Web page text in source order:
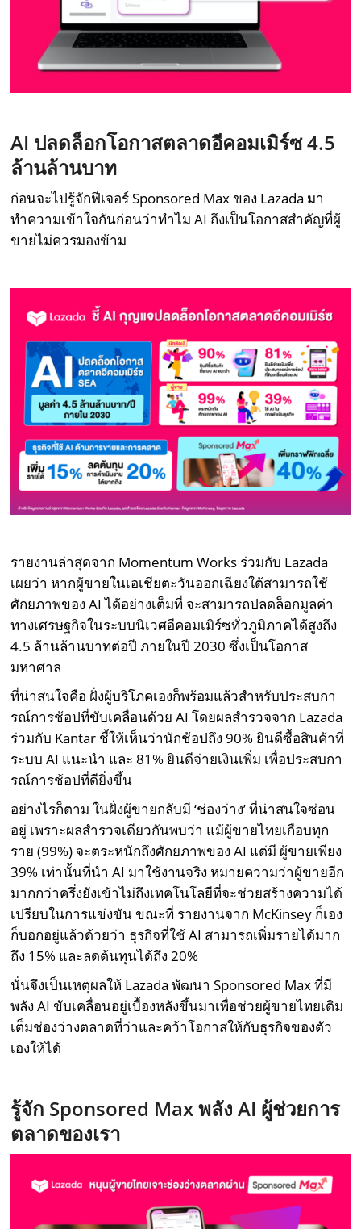
AI ปลดล็อกโอกาสตลาดอีคอมเมิร์ซ 4.5
ล้านล้านบาท
ก่อนจะไปรู้จักฟีเจอร์ Sponsored Max ของ Lazada มา
ทำความเข้าใจกันก่อนว่าทำไม AI ถึงเป็นโอกาสสำคัญที่ผู้
ขายไม่ควรมองข้าม
รายงานล่าสุดจาก Momentum Works ร่วมกับ Lazada
เผยว่า หากผู้ขายในเอเชียตะวันออกเฉียงใต้สามารถใช้
ศักยภาพของ AI ได้อย่างเต็มที่ จะสามารถปลดล็อกมูลค่า
ทางเศรษฐกิจในระบบนิเวศอีคอมเมิร์ซทั่วภูมิภาคได้สูงถึง
4.5 ล้านล้านบาทต่อปี ภายในปี 2030 ซึ่งเป็นโอกาส
มหาศาล
ที่น่าสนใจคือ ฝั่งผู้บริโภคเองก็พร้อมแล้วสำหรับประสบกา
รณ์การช้อปที่ขับเคลื่อนด้วย AI โดยผลสำรวจจาก Lazada
ร่วมกับ Kantar ชี้ให้เห็นว่านักช้อปถึง 90% ยินดีซื้อสินค้าที่
ระบบ AI แนะนำ และ 81% ยินดีจ่ายเงินเพิ่ม เพื่อประสบกา
รณ์การช้อปที่ดียิ่งขึ้น
อย่างไรก็ตาม ในฝั่งผู้ขายกลับมี ‘ช่องว่าง’ ที่น่าสนใจซ่อน
อยู่ เพราะผลสำรวจเดียวกันพบว่า แม้ผู้ขายไทยเกือบทุก
ราย (99%) จะตระหนักถึงศักยภาพของ AI แต่มี ผู้ขายเพียง
39% เท่านั้นที่นำ AI มาใช้งานจริง หมายความว่าผู้ขายอีก
มากกว่าครึ่งยังเข้าไม่ถึงเทคโนโลยีที่จะช่วยสร้างความได้
เปรียบในการแข่งขัน ขณะที่ รายงานจาก McKinsey ก็เอง
ก็บอกอยู่แล้วด้วยว่า ธุรกิจที่ใช้ AI สามารถเพิ่มรายได้มาก
ถึง 15% และลดต้นทุนได้ถึง 20%
นั่นจึงเป็นเหตุผลให้ Lazada พัฒนา Sponsored Max ที่มี
พลัง AI ขับเคลื่อนอยู่เบื้องหลังขึ้นมาเพื่อช่วยผู้ขายไทยเติม
เต็มช่องว่างตลาดที่ว่าและคว้าโอกาสให้กับธุรกิจของตัว
เองให้ได้
รู้จัก Sponsored Max พลัง AI ผู้ช่วยการ
ตลาดของเรา